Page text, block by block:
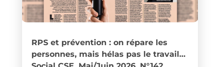
RPS et prévention : on répare les
personnes, mais hélas pas le travail…